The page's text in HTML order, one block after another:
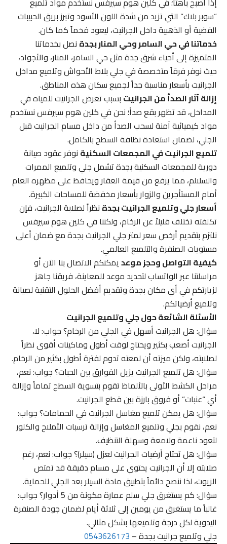
“سوبر بلاك” التي تزيد من شدة اللون الأسود وتبرز بريق الحبيبات
الفضية أو الذهبية داخل الجرانيت، ليعود فخماً كما كان.
خدماتنا في حي السامر وحي المنار بجدةنصل بخدماتنا
المتميزة إلى أحياء شرق جدة مثل حي السامر، المنار، والأجواد،
حيث نوفر فرقاً متخصصة في جلي بلاط الأحواش وتلميع مداخل
الجرانيت بأسعار مناسبة جداً لجميع سكان هذه المناطق.
إزالة آثار الصدأ من الجرانيتبسبب تعرض الجرانيت للمياه في
المداخل، قد تظهر بقع صدأ؛ نحن في كلين هوم سيرفس نستخدم
مواد كيميائية آمنة لسحب الصدأ من داخل مسام الجرانيت قبل
الجلي، لضمان استعادة نظافة السطح بالكامل.
تلميع الجرانيت في المجمعات السكنيةنوفر عقود صيانة
دورية للمجمعات السكنية بجدة تشمل جلي وتلميع الممرات
والسلالم، مما يرفع من قيمة العقار ويحافظ على مظهره العام
أمام المستأجرين والزوار بأسعار مخفضة للمساحات الكبيرة.
أسعار جلي وتلميع الجرانيت بجدةنظراً لصلابة الجرانيت، فإن
تكلفته تختلف قليلاً عن الرخام، ولكننا في كلين هوم سيرفس
نلتزم بتقديم أرخص سعر لمتر جلي الجرانيت بجدة مع ضمان أعلى
مستويات الصنفرة والتلميع العالمي.
كيفية التواصل وحجز موعديمكنكم الاتصال بنا الآن أو
مراسلتنا عبر الواتساب لتحديد موعد للمعاينة، فريقنا جاهز
لزيارتكم في أي مكان بجدة وتقديم أفضل الحلول التقنية لصيانة
وتلميع أرضياتكم.
الأسئلة الشائعة حول جلي وتلميع الجرانيت
سؤال: هل الجرانيت أسهل في الجلي من الرخام؟ جواب: لا،
الجرانيت أصعب بكثير ويحتاج لوقت أطول وماكينات أقوى نظراً
لصلابته، ولكن ميزته أن لمعته تدوم لفترة أطول بكثير من الرخام.
سؤال: هل تلميع الجرانيت يزيل الفوارق بين الحبات؟ جواب: نعم،
مراحل الكشط الأولى بالألماظ تقوم بتسوية السطح تماماً وإزالة
أي “عنبات” أو فروق بارزة بين قطع الجرانيت.
سؤال: هل يمكن تلميع مغاسل الجرانيت في الحمامات؟ جواب:
نعم، نقوم بجلي وتلميع المغاسل وإزالة ترسبات الأملاح والكلور
لتعود ناعمة ولامعة وسهلة التنظيف.
سؤال: هل تحتاج أرضيات الجرانيت لعزل (سيلر)؟ جواب: نعم، رغم
صلابته إلا أن الجرانيت يحتوي على مسام دقيقة قد تمتص
الزيوت، لذا ننصح دائماً بتطبيق مادة السيلر بعد الجلي للحماية.
سؤال: كم يستغرق جلي سلم عمارة مكونة من 5 أدوار؟ جواب:
غالباً ما يستغرق من يومين إلى ثلاثة أيام لضمان جودة الصنفرة
اليدوية لكل درجة وتلميعها بشكل مثالي.
جلي وتلميع جرانيت بجدة –0543626173